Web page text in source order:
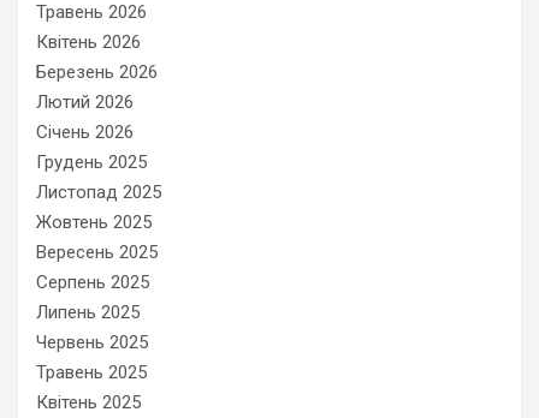
Травень 2026
Квітень 2026
Березень 2026
Лютий 2026
Січень 2026
Грудень 2025
Листопад 2025
Жовтень 2025
Вересень 2025
Серпень 2025
Липень 2025
Червень 2025
Травень 2025
Квітень 2025